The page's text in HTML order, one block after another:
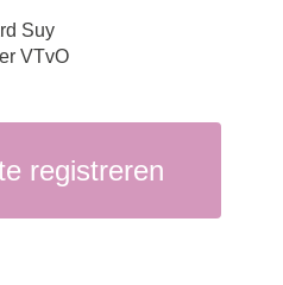
Suy
VTvO
registreren